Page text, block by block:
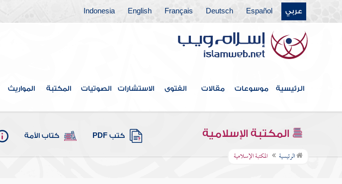
عربي Español
Deutsch
Français
English
Indonesia
الرئيسية موسوعات مقالات الفتوى الاستشارات الصوتيات المكتبة المواريث
المكتبة الإسلامية كتب PDF كتاب الأمة
الرئيسية المكتبة الإسلامية